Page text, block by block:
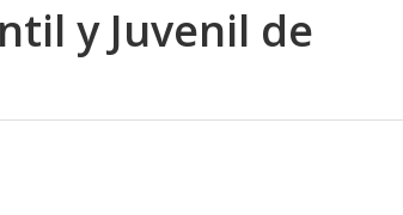
y Juvenil de